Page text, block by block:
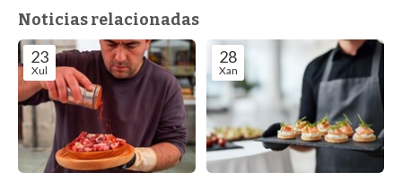
Noticias relacionadas
23
Xul
28
Xan